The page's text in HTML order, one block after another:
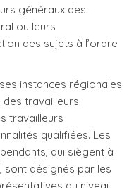
généraux des
ou leurs
des sujets à l’ordre
instances régionales
travailleurs
travailleurs
qualifiées. Les
qui siègent à
sont désignés par les